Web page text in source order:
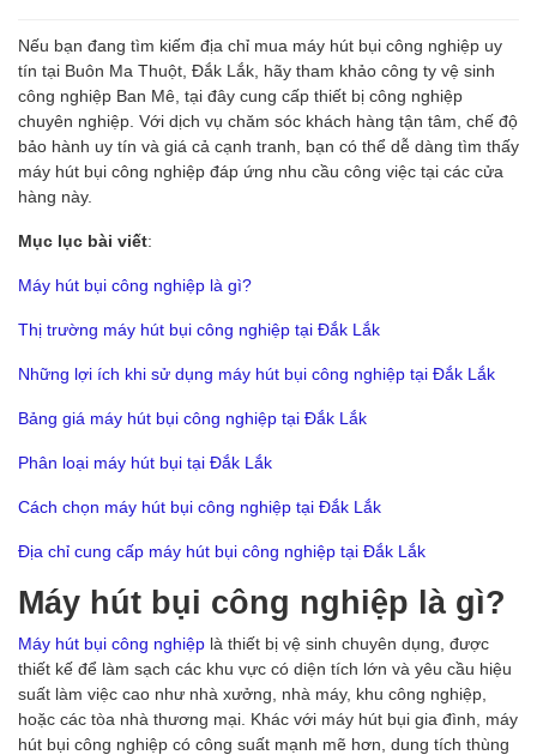
Nếu bạn đang tìm kiếm địa chỉ mua máy hút bụi công nghiệp uy
tín tại Buôn Ma Thuột, Đắk Lắk, hãy tham khảo công ty vệ sinh
công nghiệp Ban Mê, tại đây cung cấp thiết bị công nghiệp
chuyên nghiệp. Với dịch vụ chăm sóc khách hàng tận tâm, chế độ
bảo hành uy tín và giá cả cạnh tranh, bạn có thể dễ dàng tìm thấy
máy hút bụi công nghiệp đáp ứng nhu cầu công việc tại các cửa
hàng này.
Mục lục bài viết:
Máy hút bụi công nghiệp là gì?
Thị trường máy hút bụi công nghiệp tại Đắk Lắk
Những lợi ích khi sử dụng máy hút bụi công nghiệp tại Đắk Lắk
Bảng giá máy hút bụi công nghiệp tại Đắk Lắk
Phân loại máy hút bụi tại Đắk Lắk
Cách chọn máy hút bụi công nghiệp tại Đắk Lắk
Địa chỉ cung cấp máy hút bụi công nghiệp tại Đắk Lắk
Máy hút bụi công nghiệp là gì?
Máy hút bụi công nghiệp là thiết bị vệ sinh chuyên dụng, được
thiết kế để làm sạch các khu vực có diện tích lớn và yêu cầu hiệu
suất làm việc cao như nhà xưởng, nhà máy, khu công nghiệp,
hoặc các tòa nhà thương mại. Khác với máy hút bụi gia đình, máy
hút bụi công nghiệp có công suất mạnh mẽ hơn, dung tích thùng